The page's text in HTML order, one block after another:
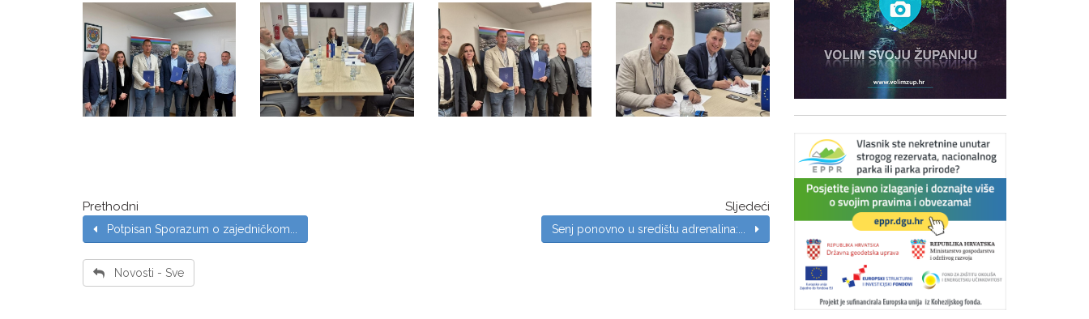
Prethodni
Potpisan Sporazum o zajedničkom...
Sljedeći
Senj ponovno u središtu adrenalina:...
Novosti - Sve